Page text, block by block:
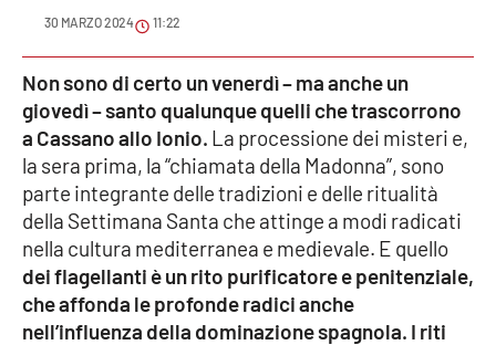
Editoriali
VIDEO
Ambiente
Cronaca
Cultura
Economia e Lavoro
30 MARZO 2024 11:22
Non sono di certo un venerdì – ma anche un
giovedì – santo qualunque quelli che trascorrono
a Cassano allo Ionio. La processione dei misteri e,
la sera prima, la “chiamata della Madonna”, sono
parte integrante delle tradizioni e delle ritualità
della Settimana Santa che attinge a modi radicati
nella cultura mediterranea e medievale. E quello
dei flagellanti è un rito purificatore e penitenziale,
che affonda le profonde radici anche
nell’influenza della dominazione spagnola. I riti